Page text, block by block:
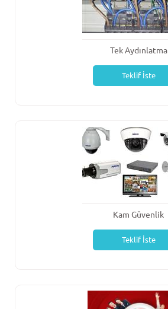
Tek Aydınlatma
Teklif İste
Kam Güvenlik
Teklif İste